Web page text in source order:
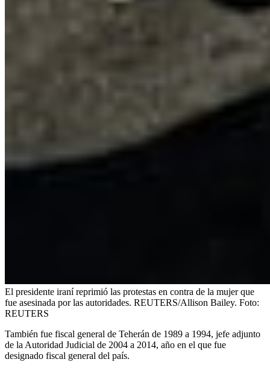
El presidente iraní reprimió las protestas en contra de la mujer que
fue asesinada por las autoridades. REUTERS/Allison Bailey. Foto:
REUTERS
También fue fiscal general de Teherán de 1989 a 1994, jefe adjunto
de la Autoridad Judicial de 2004 a 2014, año en el que fue
designado fiscal general del país.